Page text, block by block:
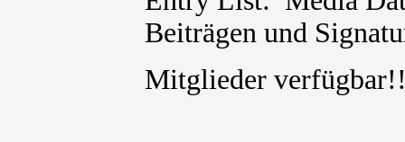
Beiträgen und
Mitglieder